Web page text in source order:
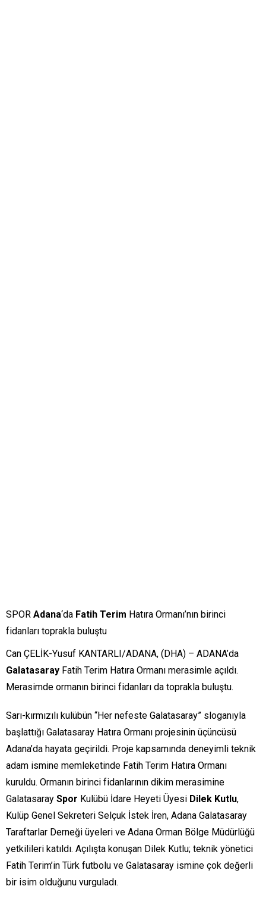
SPOR Adana‘da Fatih Terim Hatıra Ormanı’nın birinci
fidanları toprakla buluştu
Can ÇELİK-Yusuf KANTARLI/ADANA, (DHA) – ADANA’da
Galatasaray Fatih Terim Hatıra Ormanı merasimle açıldı.
Merasimde ormanın birinci fidanları da toprakla buluştu.
Sarı-kırmızılı kulübün “Her nefeste Galatasaray” sloganıyla
başlattığı Galatasaray Hatıra Ormanı projesinin üçüncüsü
Adana’da hayata geçirildi. Proje kapsamında deneyimli teknik
adam ismine memleketinde Fatih Terim Hatıra Ormanı
kuruldu. Ormanın birinci fidanlarının dikim merasimine
Galatasaray Spor Kulübü İdare Heyeti Üyesi Dilek Kutlu,
Kulüp Genel Sekreteri Selçuk İstek İren, Adana Galatasaray
Taraftarlar Derneği üyeleri ve Adana Orman Bölge Müdürlüğü
yetkilileri katıldı. Açılışta konuşan Dilek Kutlu; teknik yönetici
Fatih Terim’in Türk futbolu ve Galatasaray ismine çok değerli
bir isim olduğunu vurguladı.